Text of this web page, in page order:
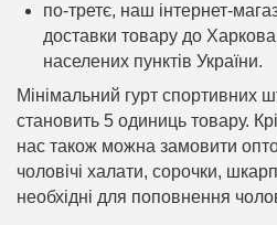
по-третє, наш інтернет-
доставки товару до
населених пунктів України.
Мінімальний гурт спортивних
становить 5 одиниць товару.
нас також можна замовити
чоловічі халати, сорочки,
необхідні для поповнення